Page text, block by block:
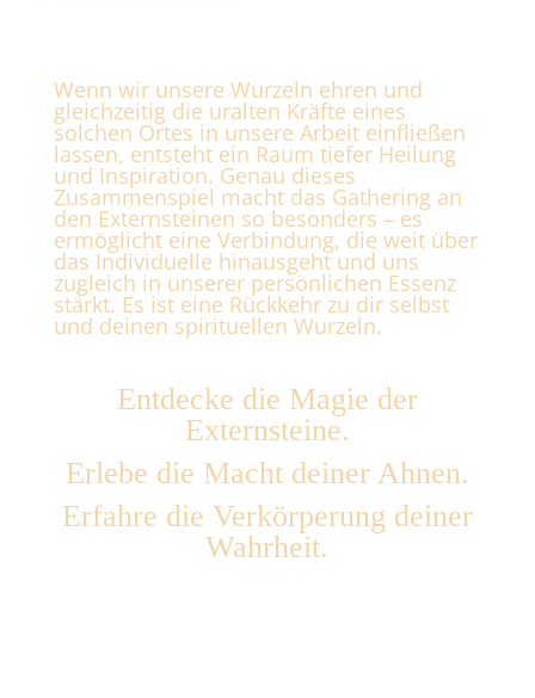
Wenn wir unsere Wurzeln ehren und
gleichzeitig die uralten Kräfte eines
solchen Ortes in unsere Arbeit einfließen
lassen, entsteht ein Raum tiefer Heilung
und Inspiration. Genau dieses
Zusammenspiel macht das Gathering an
den Externsteinen so besonders – es
ermöglicht eine Verbindung, die weit über
das Individuelle hinausgeht und uns
zugleich in unserer persönlichen Essenz
stärkt. Es ist eine Rückkehr zu dir selbst
und deinen spirituellen Wurzeln.
Entdecke die Magie der
Externsteine.
Erlebe die Macht deiner Ahnen.
Erfahre die Verkörperung deiner
Wahrheit.